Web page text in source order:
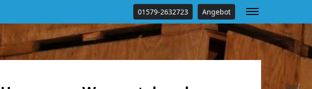
01579-2632723 Angebot